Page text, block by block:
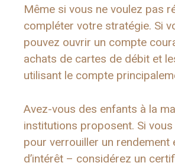
Même si vous ne voulez pas
compléter votre stratégie. Si
pouvez ouvrir un compte
achats de cartes de débit et
utilisant le compte
Avez-vous des enfants à la
institutions proposent. Si
pour verrouiller un rendement
d’intérêt – considérez un